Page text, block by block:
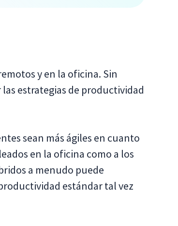
y en la oficina. Sin
estrategias de productividad
sean más ágiles en cuanto
en la oficina como a los
a menudo puede
estándar tal vez